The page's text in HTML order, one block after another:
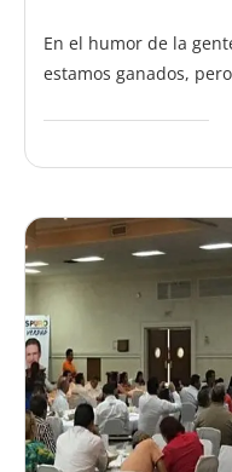
En el humor de la
estamos ganados,